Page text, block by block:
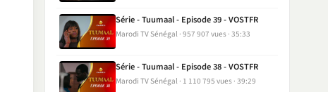
Série - Tuumaal - Episode 39 - VOSTFR
Marodi TV Sénégal 957 907 vues 35:33
Série - Tuumaal - Episode 38 - VOSTFR
Marodi TV Sénégal 1 110 795 vues 39:29